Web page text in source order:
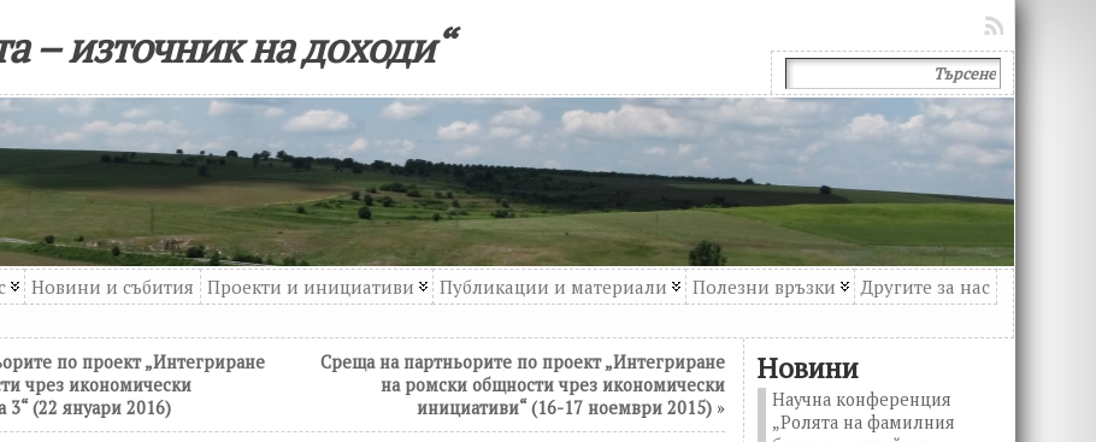
– източник на доходи“
Новини и събития Проекти и инициативи Публикации и материали Полезни връзки
Другите за нас
по проект „Интегриране
чрез икономически
3“ (22 януари 2016)
Среща на партньорите по проект „Интегриране
на ромски общности чрез икономически
инициативи“ (16-17 ноември 2015) »
Новини
Научна конференция
„Ролята на фамилния